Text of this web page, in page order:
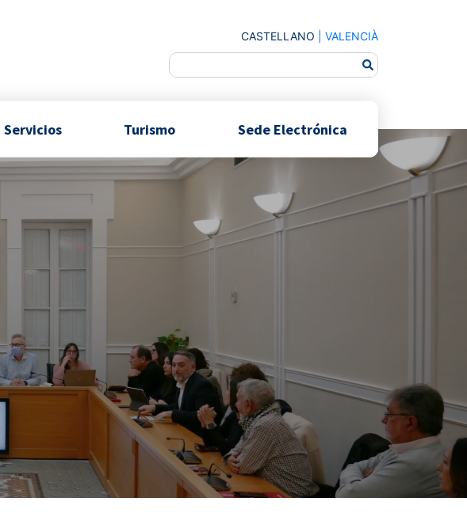
CASTELLANO VALENCIÀ
Servicios Turismo Sede Electrónica